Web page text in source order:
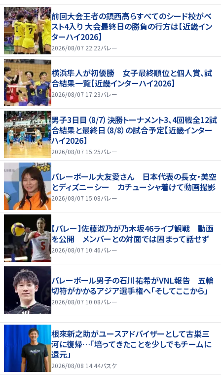
前回大会王者の鎮西高らすべてのシード校がベ
スト4入り 大会最終日の勝負の行方は【近畿イン
ターハイ2026】
2026/08/07 22:22バレー
横浜隼人が初優勝 女子最終順位と個人賞、試
合結果一覧【近畿インターハイ2026】
2026/08/07 17:23バレー
男子3日目（8/7）決勝トーナメント3、4回戦全12試
合結果と最終日（8/8）の試合予定【近畿インター
ハイ2026】
2026/08/07 15:25バレー
バレーボール大友愛さん 日本代表の長女・美空
とディズニーシー カチューシャ着けて動画撮影
2026/08/07 15:08バレー
【バレー】佐藤淑乃が乃木坂46ライブ観戦 動画
を公開 メンバーとの対面では固まって話せず
2026/08/07 10:46バレー
バレーボール男子の石川祐希がVNL報告 五輪
切符がかかるアジア選手権へ「そしてここから」
2026/08/07 10:08バレー
根來新之助がユースアドバイザーとして古巣三
河に復帰…「培ってきたことを少しでもチームに
還元」
2026/08/08 14:44バスケ